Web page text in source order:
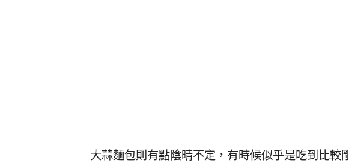
大蒜麵包則有點陰晴不定，有時候似乎是吃到比較